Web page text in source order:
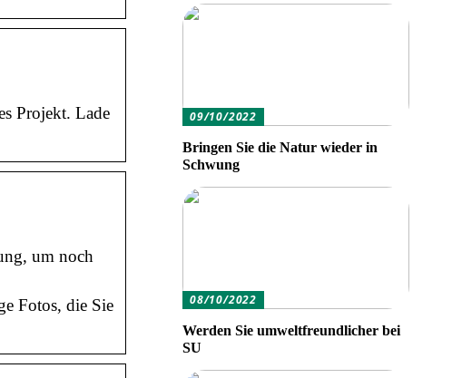
Projekt. Lade
um noch
Fotos, die Sie
09/10/2022
Bringen Sie die Natur wieder in
Schwung
08/10/2022
Werden Sie umweltfreundlicher bei
SU